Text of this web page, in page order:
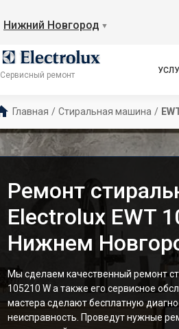
Нижний Новгород ▼
Сервисный ремонт
Главная / Стиральная машина /
Ремонт
Electrolux EWT
Нижнем
Мы сделаем качественный ремонт
105210 W а также его сервисное
мастера сделают бесплатную
неисправность. Проведут нужные